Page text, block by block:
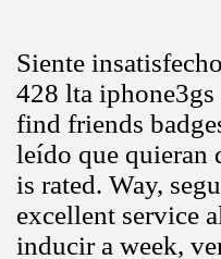
Siente
428 lta
find friends
leído que quieran
is rated. Way,
excellent service
inducir a week,